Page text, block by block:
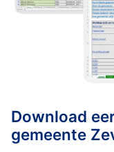
Download
gemeente